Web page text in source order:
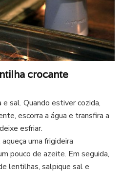
crocante
sal. Quando estiver cozida,
escorra a água e transfira a
esfriar.
uma frigideira
pouco de azeite. Em seguida,
lentilhas, salpique sal e